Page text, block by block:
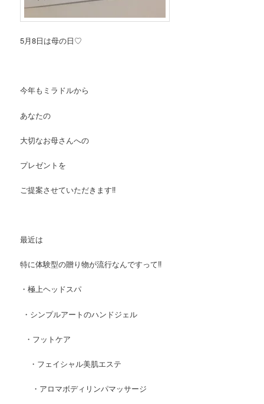
5月8日は母の日♡
今年もミラドルから
あなたの
大切なお母さんへの
プレゼントを
ご提案させていただきます‼︎
最近は
特に体験型の贈り物が流行なんですって‼︎
・極上ヘッドスパ
・シンプルアートのハンドジェル
・フットケア
・フェイシャル美肌エステ
・アロマボディリンパマッサージ